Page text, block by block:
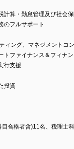
算・勤怠管理及び社会
のフルサポート
ィング、マネジメントコ
ファイナンス＆フィナ
行支援
投資
合格者含)11名、税理士